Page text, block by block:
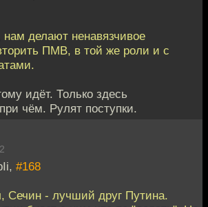
нам делают ненавязчивое
ПМВ, в той же роли и с
идёт. Только здесь
чём. Рулят поступки.
#168
Сечин - лучший друг Путина.